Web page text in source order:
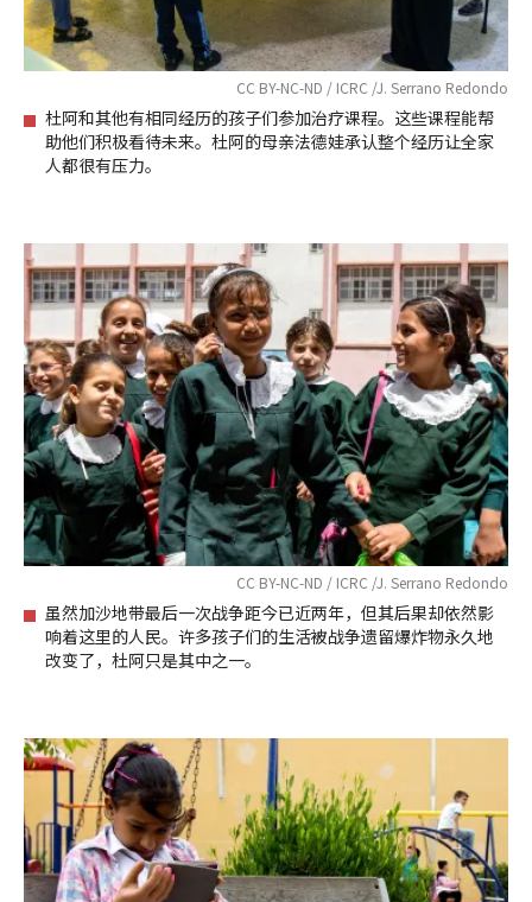
CC BY-NC-ND / ICRC /J. Serrano Redondo
杜阿和其他有相同经历的孩子们参加治疗课程。这些课程能帮
助他们积极看待未来。杜阿的母亲法德娃承认整个经历让全家
人都很有压力。
CC BY-NC-ND / ICRC /J. Serrano Redondo
虽然加沙地带最后一次战争距今已近两年，但其后果却依然影
响着这里的人民。许多孩子们的生活被战争遗留爆炸物永久地
改变了，杜阿只是其中之一。